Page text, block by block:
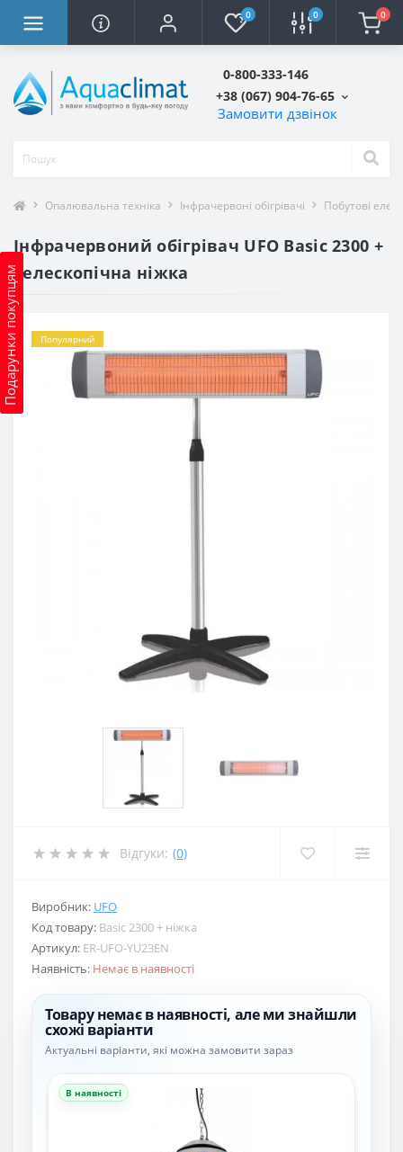
0 0 0
0-800-333-146
+38 (067) 904-76-65
Замовити дзвінок
Подарунки покупцям
Опалювальна техніка Інфрачервоні обігрівачі Побутові
Інфрачервоний обігрівач UFO Basic 2300 +
телескопічна ніжка
Популярний
Відгуки: (0)
Виробник: UFO
Код товару: Basic 2300 + ніжка
Артикул: ER-UFO-YU23EN
Наявність: Немає в наявності
Товару немає в наявності, але ми знайшли
схожі варіанти
Актуальні варіанти, які можна замовити зараз
В наявності